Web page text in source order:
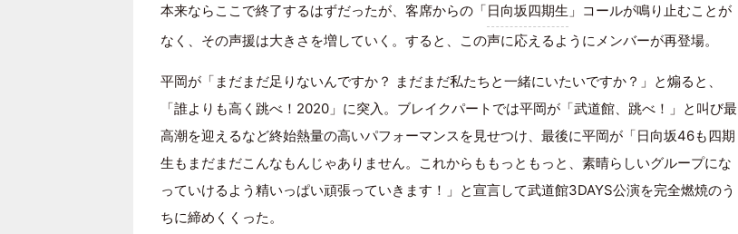
本来ならここで終了するはずだったが、客席からの「日向坂四期生 」コールが鳴り止むことが
なく、その声援は大きさを増していく。すると、この声に応えるようにメンバーが再登場。
平岡が「まだまだ足りないんですか？ まだまだ私たちと一緒にいたいですか？」と煽ると、
「誰よりも高く跳べ！2020」に突入。ブレイクパートでは平岡が「武道館、跳べ！」と叫び最
高潮を迎えるなど終始熱量の高いパフォーマンスを見せつけ、最後に平岡が「日向坂46も四期
生もまだまだこんなもんじゃありません。これからももっともっと、素晴らしいグループにな
っていけるよう精いっぱい頑張っていきます！」と宣言して武道館3DAYS公演を完全燃焼のう
ちに締めくくった。